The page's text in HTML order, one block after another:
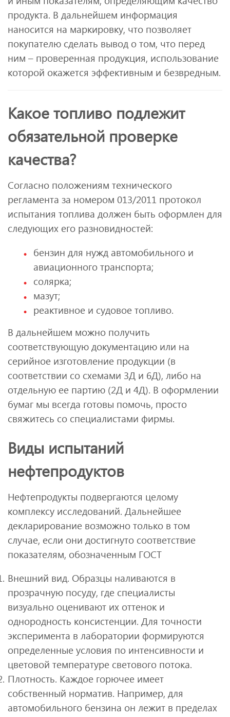
продукта. В дальнейшем информация
наносится на маркировку, что позволяет
покупателю сделать вывод о том, что перед
ним – проверенная продукция, использование
которой окажется эффективным и безвредным.
Какое топливо подлежит
обязательной проверке
качества?
Согласно положениям технического
регламента за номером 013/2011 протокол
испытания топлива должен быть оформлен для
следующих его разновидностей:
бензин для нужд автомобильного и
авиационного транспорта;
солярка;
мазут;
реактивное и судовое топливо.
В дальнейшем можно получить
соответствующую документацию или на
серийное изготовление продукции (в
соответствии со схемами 3Д и 6Д), либо на
отдельную ее партию (2Д и 4Д). В оформлении
бумаг мы всегда готовы помочь, просто
свяжитесь со специалистами фирмы.
Виды испытаний
нефтепродуктов
Нефтепродукты подвергаются целому
комплексу исследований. Дальнейшее
декларирование возможно только в том
случае, если они достигнуто соответствие
показателям, обозначенным ГОСТ
Внешний вид. Образцы наливаются в
прозрачную посуду, где специалисты
визуально оценивают их оттенок и
однородность консистенции. Для точности
эксперимента в лаборатории формируются
определенные условия по интенсивности и
цветовой температуре светового потока.
Плотность. Каждое горючее имеет
собственный норматив. Например, для
автомобильного бензина он лежит в пределах